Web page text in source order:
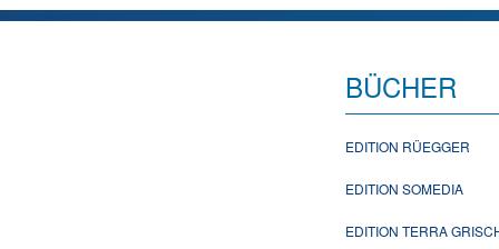
BÜCHER
EDITION RÜEGGER
EDITION SOMEDIA
EDITION TERRA